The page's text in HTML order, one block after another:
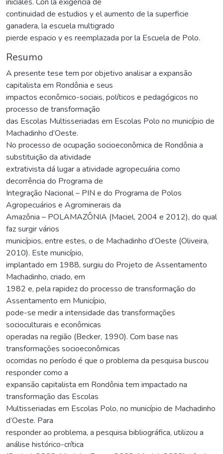
continuidad de estudios y el aumento de la superficie
ganadera, la escuela multigrado
pierde espacio y es reemplazada por la Escuela de Polo.
Resumo
A presente tese tem por objetivo analisar a expansão
capitalista em Rondônia e seus
impactos econômico-sociais, políticos e pedagógicos no
processo de transformação
das Escolas Multisseriadas em Escolas Polo no município de
Machadinho d’Oeste.
No processo de ocupação socioeconômica de Rondônia a
substituição da atividade
extrativista dá lugar a atividade agropecuária como
decorrência do Programa de
Integração Nacional – PIN e do Programa de Polos
Agropecuários e Agrominerais da
Amazônia – POLAMAZÔNIA (Maciel, 2004 e 2012), do qual
faz surgir vários
municípios, entre estes, o de Machadinho d’Oeste (Oliveira,
2010). Este município,
implantado em 1988, surgiu do Projeto de Assentamento
Machadinho, criado, em
1982 e, pela rapidez do processo de transformação do
Assentamento em Município,
pode-se medir a intensidade das transformações
socioculturais e econômicas
operadas na região (Becker, 1990). Com base nas
transformações socioeconômicas
ocorridas no período é que o problema da pesquisa buscou
responder como a
expansão capitalista em Rondônia tem impactado na
transformação das Escolas
Multisseriadas em Escolas Polo, no município de Machadinho
d’Oeste. Para
responder ao problema, a pesquisa bibliográfica, utilizou a
análise histórico-crítica